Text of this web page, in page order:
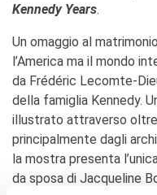
Studiare
Affittare
Le
CHI
Contatti
IF Italia
Kennedy Years.
Un omaggio al
l’America ma il mondo
da Frédéric Lecomte-
della famiglia Kennedy.
illustrato attraverso
principalmente dagli
la mostra presenta
da sposa di Jacqueline